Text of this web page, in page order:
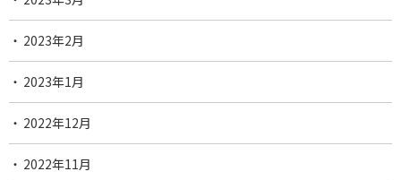
2023年2月
2023年1月
2022年12月
2022年11月